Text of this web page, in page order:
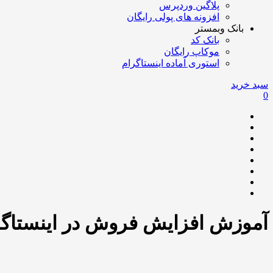
پلاگین وردپرس
افزونه های پولی رایگان
بانک وبمستر
بانک کد
موکاپ رایگان
استوری آماده اینستاگرام
سبد خرید
0
آموزش افزایش فروش در